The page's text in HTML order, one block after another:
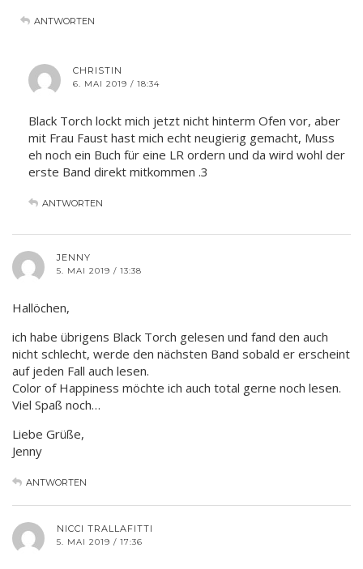
ANTWORTEN
CHRISTIN
6. MAI 2019 / 18:34
Black Torch lockt mich jetzt nicht hinterm Ofen vor, aber
mit Frau Faust hast mich echt neugierig gemacht, Muss
eh noch ein Buch für eine LR ordern und da wird wohl der
erste Band direkt mitkommen .3
ANTWORTEN
JENNY
5. MAI 2019 / 13:38
Hallöchen,
ich habe übrigens Black Torch gelesen und fand den auch
nicht schlecht, werde den nächsten Band sobald er erscheint
auf jeden Fall auch lesen.
Color of Happiness möchte ich auch total gerne noch lesen.
Viel Spaß noch…
Liebe Grüße,
Jenny
ANTWORTEN
NICCI TRALLAFITTI
5. MAI 2019 / 17:36